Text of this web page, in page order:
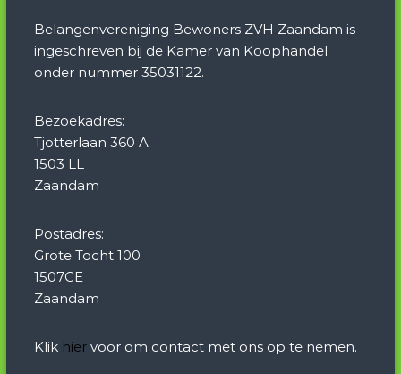
Belangenvereniging Bewoners ZVH Zaandam is
ingeschreven bij de Kamer van Koophandel
onder nummer 35031122.
Bezoekadres:
Tjotterlaan 360 A
1503 LL
Zaandam
Postadres:
Grote Tocht 100
1507CE
Zaandam
Klik hiervoor om contact met ons op te nemen.